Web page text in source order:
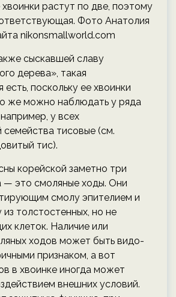
хвоинки растут по две, поэтому
Фото Анатолия
nikonsmallworld.com
сыскавшей славу
дерева», такая
поскольку ее хвоинки
же можно наблюдать у ряда
у всех
семейства тисовые (см.
тис).
корейской заметно три
— это смоляные ходы. Они
смолу эпителием и
толстостенных, но не
клеток. Наличие или
ходов может быть видо-
признаком, а вот
в хвоинке иногда может
внешних условий.